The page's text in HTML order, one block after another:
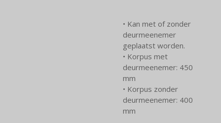
• Kan met of zonder
deurmeenemer
geplaatst worden.
• Korpus met
deurmeenemer: 450
mm
• Korpus zonder
deurmeenemer: 400
mm